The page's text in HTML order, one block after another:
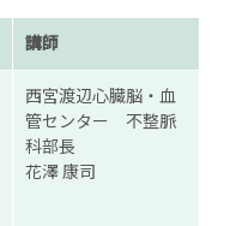
講師
西宮渡辺心臓脳・血
管センター 不整脈
科部長
花澤 康司